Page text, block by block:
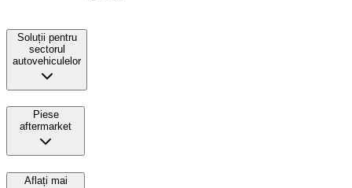
Soluții pentru
sectorul
autovehiculelor
Piese
aftermarket
Aflați mai